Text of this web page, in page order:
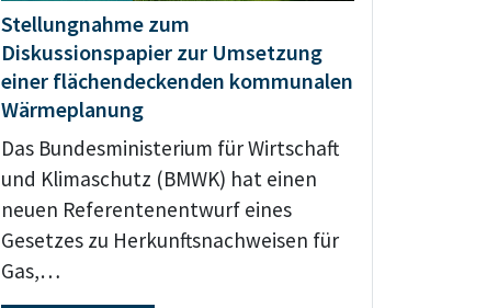
Stellungnahme zum
Diskussionspapier zur Umsetzung
einer flächendeckenden kommunalen
Wärmeplanung
Das Bundesministerium für Wirtschaft
und Klimaschutz (BMWK) hat einen
neuen Referentenentwurf eines
Gesetzes zu Herkunftsnachweisen für
Gas,…